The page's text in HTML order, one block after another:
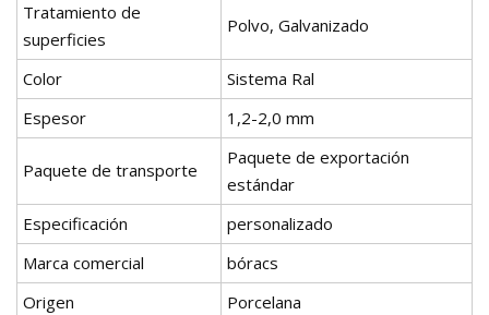
Tratamiento de
superficies
Polvo, Galvanizado
Color
Sistema Ral
Espesor
1,2-2,0 mm
Paquete de transporte
Paquete de exportación
estándar
Especificación
personalizado
Marca comercial
bóracs
Origen
Porcelana